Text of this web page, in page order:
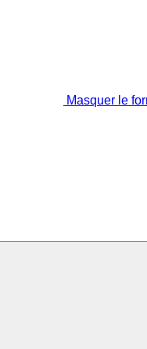
Masquer le